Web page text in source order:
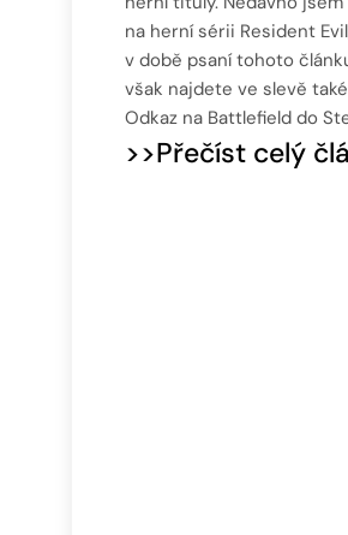
na herní sérii Resident
v době psaní tohoto
však najdete ve slevě
Odkaz na Battlefield do
>>Přečíst celý